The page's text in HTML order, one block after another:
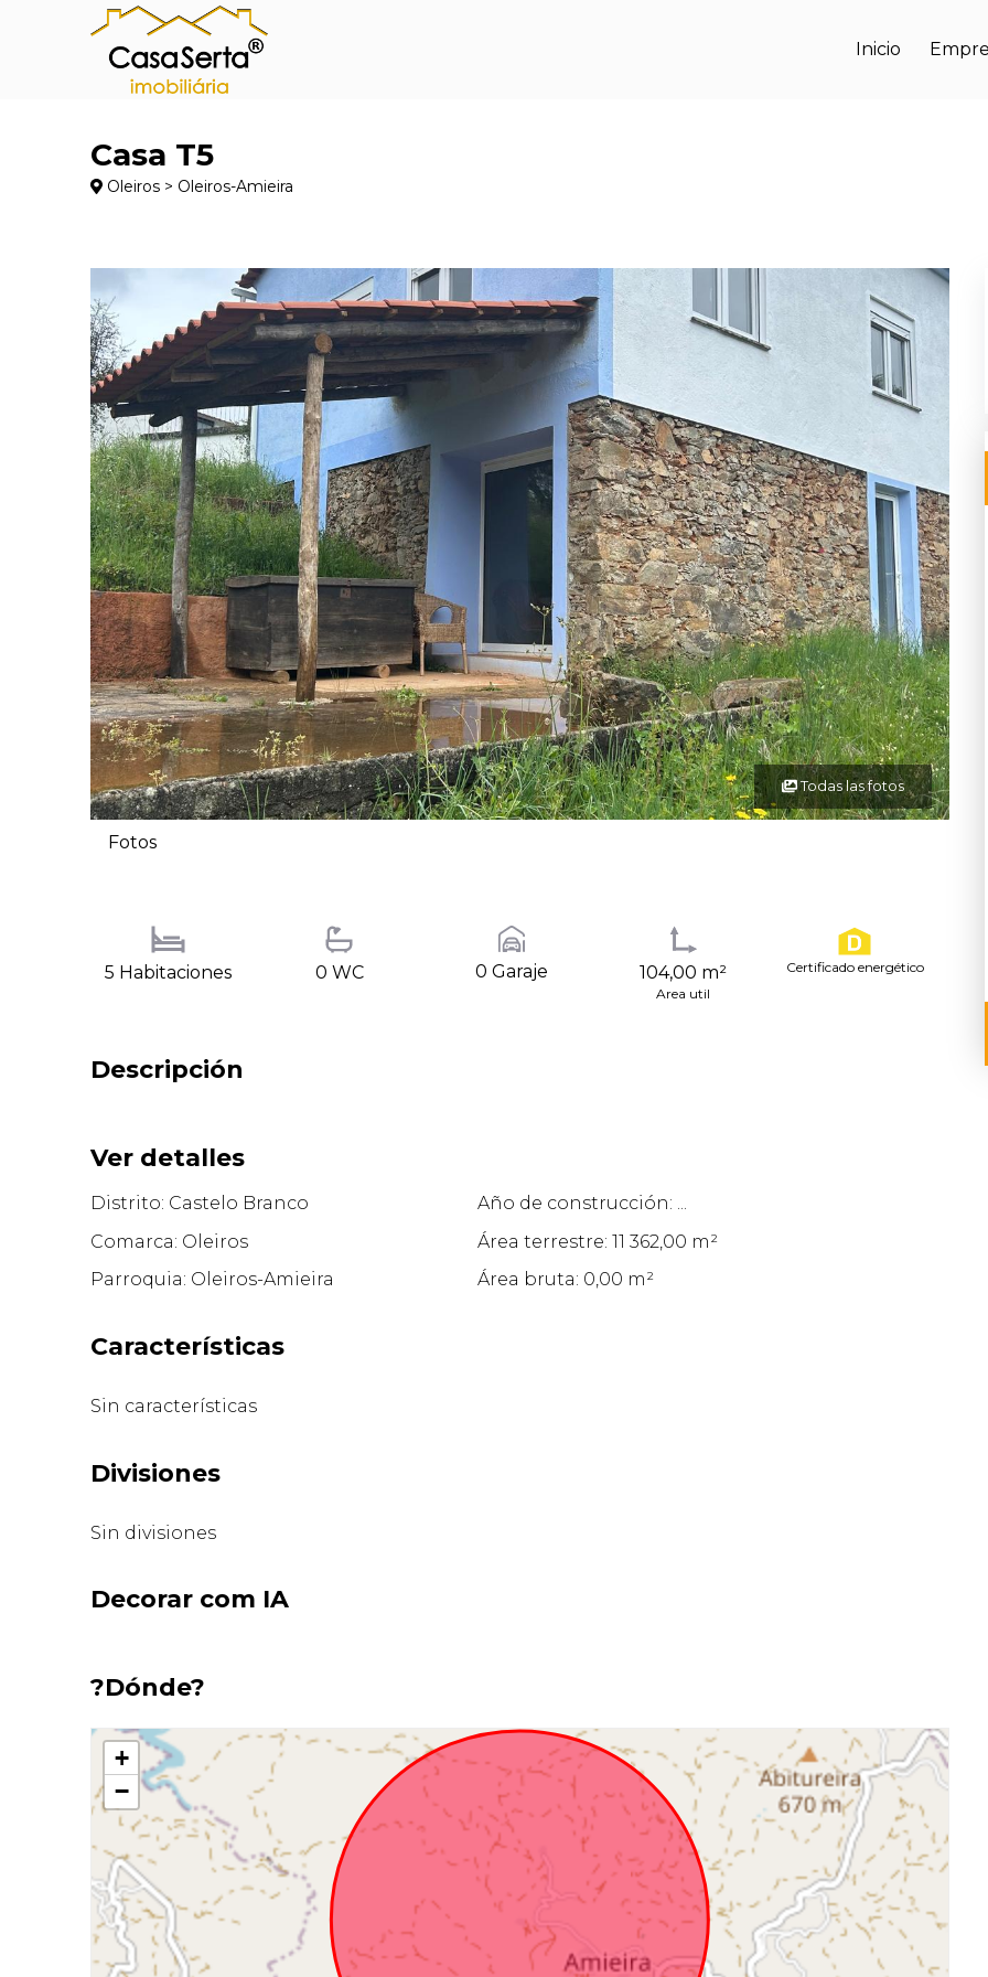
Inicio
Casa T5
Oleiros > Oleiros-Amieira
Todas las fotos
Fotos
5 Habitaciones 0 WC 0 Garaje 104,00 m²
Area util
Certificado energético
Descripción
Ver detalles
Distrito: Castelo Branco
Año de construcción: ...
Comarca: Oleiros
Área terrestre: 11 362,00 m²
Parroquia: Oleiros-Amieira
Área bruta: 0,00 m²
Características
Sin características
Divisiones
Sin divisiones
Decorar com IA
?Dónde?
+
−